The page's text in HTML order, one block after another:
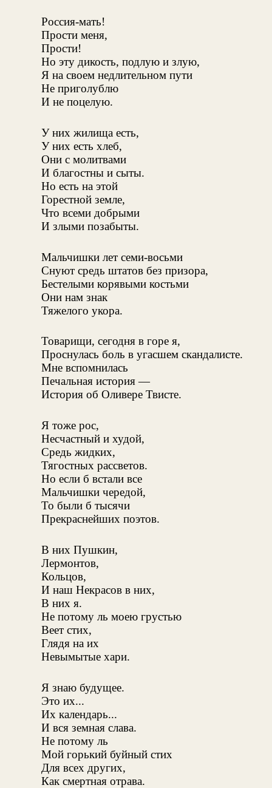
Россия-мать!
Прости меня,
Прости!
Но эту дикость, подлую и злую,
Я на своем недлительном пути
Не приголублю
И не поцелую.
У них жилища есть,
У них есть хлеб,
Они с молитвами
И благостны и сыты.
Но есть на этой
Горестной земле,
Что всеми добрыми
И злыми позабыты.
Мальчишки лет семи-восьми
Снуют средь штатов без призора,
Бестелыми корявыми костьми
Они нам знак
Тяжелого укора.
Товарищи, сегодня в горе я,
Проснулась боль в угасшем скандалисте.
Мне вспомнилась
Печальная история —
История об Оливере Твисте.
Я тоже рос,
Несчастный и худой,
Средь жидких,
Тягостных рассветов.
Но если б встали все
Мальчишки чередой,
То были б тысячи
Прекраснейших поэтов.
В них Пушкин,
Лермонтов,
Кольцов,
И наш Некрасов в них,
В них я.
Не потому ль моею грустью
Веет стих,
Глядя на их
Невымытые хари.
Я знаю будущее.
Это их...
Их календарь...
И вся земная слава.
Не потому ль
Мой горький буйный стих
Для всех других,
Как смертная отрава.